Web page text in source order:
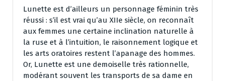
Lunette est d’ailleurs un personnage féminin très
réussi : s’il est vrai qu’au XIIe siècle, on reconnaît
aux femmes une certaine inclination naturelle à
la ruse et à l’intuition, le raisonnement logique et
les arts oratoires restent l’apanage des hommes.
Or, Lunette est une demoiselle très rationnelle,
modérant souvent les transports de sa dame en